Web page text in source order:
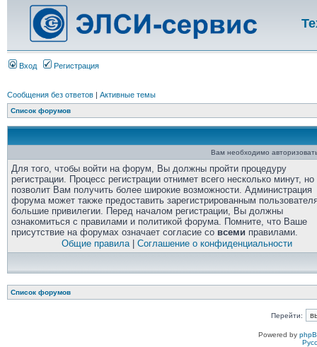
Вход Регистрация
Сообщения без ответов | Активные темы
Список форумов
Вам необходимо
Для того, чтобы войти на форум, Вы должны пройти процедуру
регистрации. Процесс регистрации отнимет всего несколько минут, но
позволит Вам получить более широкие возможности. Администрация
форума может также предоставить зарегистрированным
большие привилегии. Перед началом регистрации, Вы должны
ознакомиться с правилами и политикой форума. Помните, что Ваше
присутствие на форумах означает согласие со всеми правилами.
Общие правила| Соглашение о конфиденциальности
Список форумов
Перейти:
Powered by